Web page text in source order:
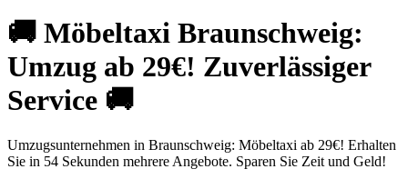
🚚 Möbeltaxi Braunschweig:
Umzug ab 29€! Zuverlässiger
Service 🚚
Umzugsunternehmen in Braunschweig: Möbeltaxi ab 29€! Erhalten
Sie in 54 Sekunden mehrere Angebote. Sparen Sie Zeit und Geld!